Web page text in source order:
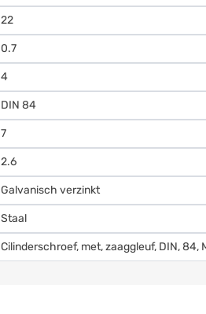
22
0.7
4
DIN 84
7
2.6
Galvanisch verzinkt
Staal
Cilinderschroef, met, zaaggleuf, DIN, 84,